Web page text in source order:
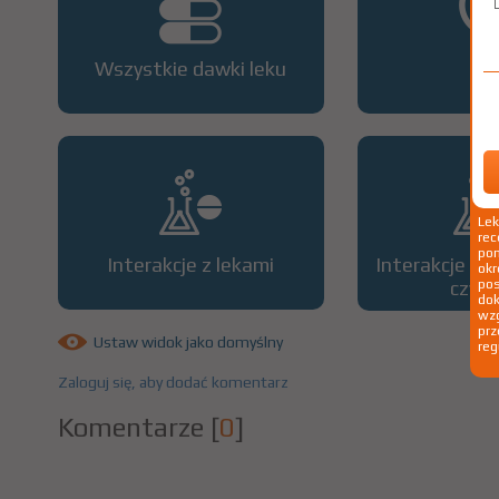
Wszystkie dawki leku
Interakcje z lekami
Interakcje z
Ustaw widok jako domyślny
Zaloguj się, aby dodać komentarz
Komentarze [0]